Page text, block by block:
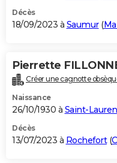
Décès
18/09/2023 à Saumur(
Pierrette
Créer une cagnotte
Naissance
26/10/1930 à Saint-
Décès
13/07/2023 à Rochefort(